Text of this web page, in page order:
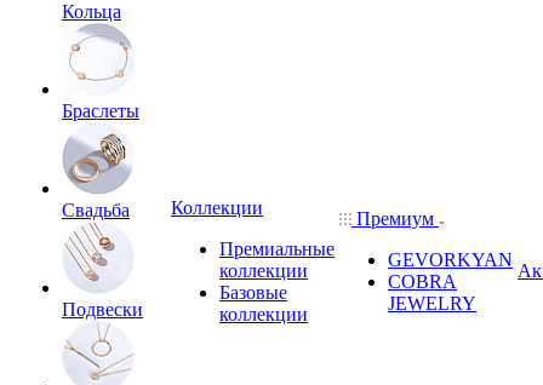
Кольца
Браслеты
Свадьба
Подвески
Коллекции
Премиальные
коллекции
Базовые
коллекции
Премиум
GEVORKYAN
COBRA
JEWELRY